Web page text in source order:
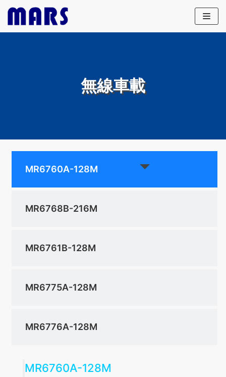
Skip
無線車載
MR6760A-128M
MR6768B-216M
MR6761B-128M
MR6775A-128M
MR6776A-128M
MR6760A-128M